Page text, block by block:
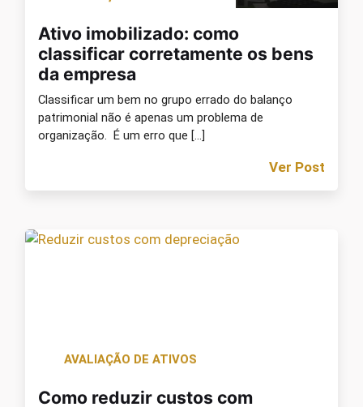
Ativo imobilizado: como
classificar corretamente os bens
da empresa
Classificar um bem no grupo errado do balanço
patrimonial não é apenas um problema de
organização. É um erro que […]
Ver Post
AVALIAÇÃO DE ATIVOS
Como reduzir custos com